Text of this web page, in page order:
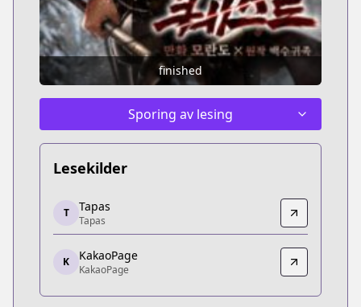
finished
Sporing av lesing
Lesekilder
Tapas
Tapas
https://tapas.io/series/barbarian-quest/info
KakaoPage
KakaoPage
https://page.kakao.com/home?seriesId=57943457
T Tapas
Tapas
K KakaoPage
KakaoPage